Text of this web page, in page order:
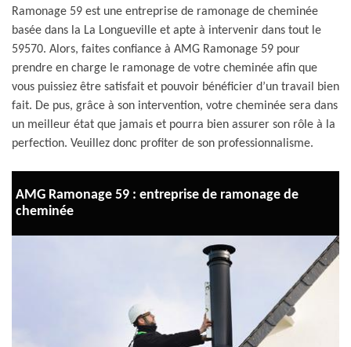
Ramonage 59 est une entreprise de ramonage de cheminée
basée dans la La Longueville et apte à intervenir dans tout le
59570. Alors, faites confiance à AMG Ramonage 59 pour
prendre en charge le ramonage de votre cheminée afin que
vous puissiez être satisfait et pouvoir bénéficier d’un travail bien
fait. De pus, grâce à son intervention, votre cheminée sera dans
un meilleur état que jamais et pourra bien assurer son rôle à la
perfection. Veuillez donc profiter de son professionnalisme.
AMG Ramonage 59 : entreprise de ramonage de
cheminée